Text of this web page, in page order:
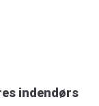
indendørs